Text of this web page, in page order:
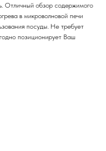
Отличный обзор содержимого
в микроволновой печи
посуды. Не требует
позиционирует Ваш